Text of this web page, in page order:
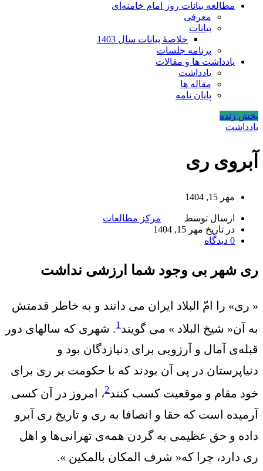
مطالعه بیانات روز امام خامنه‌ای
معرفی
بیانات
خلاصۀ بیانات سال 1403
برنامه جلسات
یادداشت ها و مقالات
یادداشت
مقاله ها
پایان نامه
پخش زنده
یادداشت
آبروی ری
مهر 15, 1404
ارسال توسط
مرکز مطالعات
در تاریخ مهر 15, 1404
0 دیدگاه
ری شهر بی وجود شما ارزشی نداشت
« ری» را امّ البلاد ایران می دانند و به خاطر قدمتش
به آن« شیخ البلاد » می گویند 1. شهری که سالهای دور
قبله‌ی آمال و آرزویی برای دنیازدگان بود و
دنیاپرستان در پی آن بودند که با حکومت بر ری برای
خود مقام و موقعیت کسب کنند2، امروز در آن کسی
آرمیده است که حقا و انصافا به ری و تاریخ ری آبرو
داده و حق عظیمی به گردن همه‌ی تهرانی‌ها و اهل
ری دارد، چرا که« شرف المکان بالمکین ».